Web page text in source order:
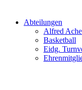
Abteilungen
Alfred
Basketball
Eidg.